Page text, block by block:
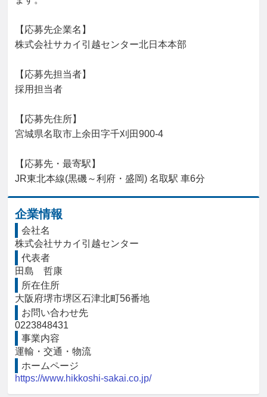
【応募先企業名】
株式会社サカイ引越センター北日本本部
【応募先担当者】
採用担当者
【応募先住所】
宮城県名取市上余田字千刈田900-4
【応募先・最寄駅】
JR東北本線(黒磯～利府・盛岡) 名取駅 車6分
企業情報
会社名
株式会社サカイ引越センター
代表者
田島　哲康
所在住所
大阪府堺市堺区石津北町56番地
お問い合わせ先
0223848431
事業内容
運輸・交通・物流
ホームページ
https://www.hikkoshi-sakai.co.jp/